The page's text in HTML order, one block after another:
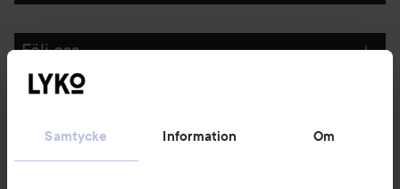
Samtycke Information Om
Följ oss